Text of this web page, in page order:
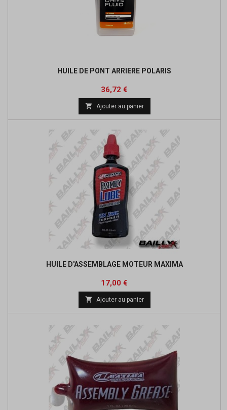
HUILE DE PONT ARRIERE POLARIS
Prix
36,72 €
 Ajouter au panier
HUILE D'ASSEMBLAGE MOTEUR MAXIMA
Prix
17,00 €
 Ajouter au panier